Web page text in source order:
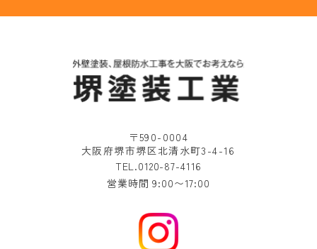
〒590-0004
大阪府堺市堺区北清水町3-4-16
TEL.0120-87-4116
営業時間 9:00〜17:00